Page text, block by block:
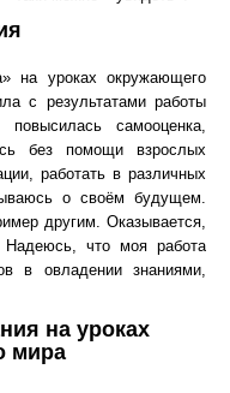
на уроках окружающего
с результатами работы
самооценка,
без помощи взрослых
работать в различных
о своём будущем.
другим. Оказывается,
Надеюсь, что моя работа
в овладении знаниями,
на уроках
мира